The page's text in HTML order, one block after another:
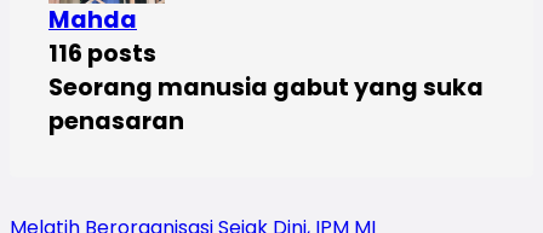
Mahda
116 posts
Seorang manusia gabut yang suka
penasaran
Melatih Berorganisasi Sejak Dini, IPM MI